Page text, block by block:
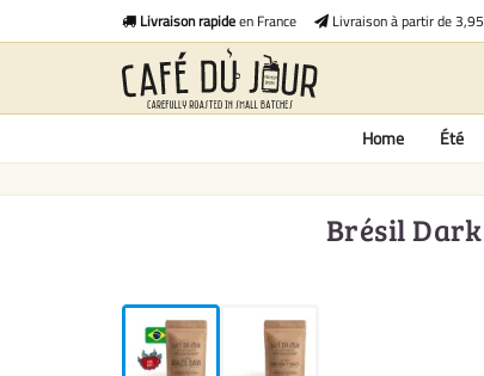
Livraison rapideen France Livraison à partir de
Home Été
Brésil